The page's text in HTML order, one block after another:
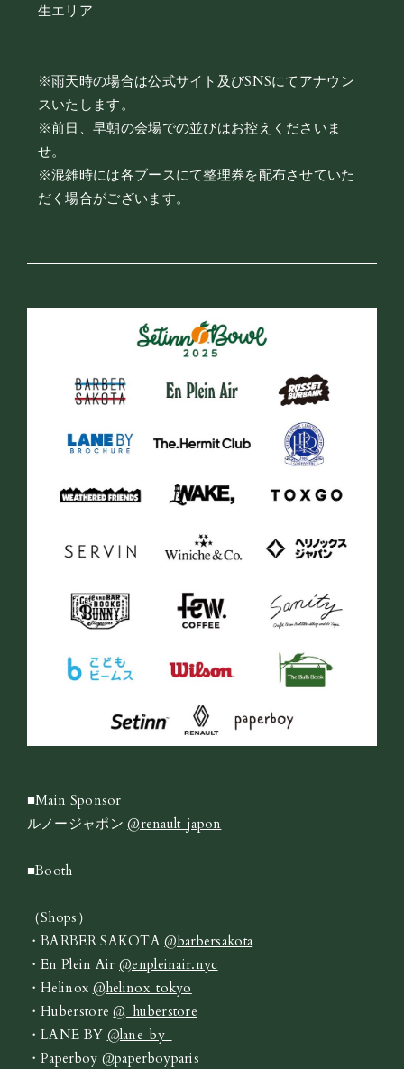
生エリア
※雨天時の場合は公式サイト及びSNSにてアナウン
スいたします。
※前日、早朝の会場での並びはお控えくださいま
せ。
※混雑時には各ブースにて整理券を配布させていた
だく場合がございます。
■Main Sponsor
ルノージャポン@renault_japon
■Booth
（Shops）
・BARBER SAKOTA@barbersakota
・En Plein Air@enpleinair.nyc
・Helinox @helinox_tokyo
・Huberstore@_huberstore
・LANE BY @lane_by_
・Paperboy @paperboyparis